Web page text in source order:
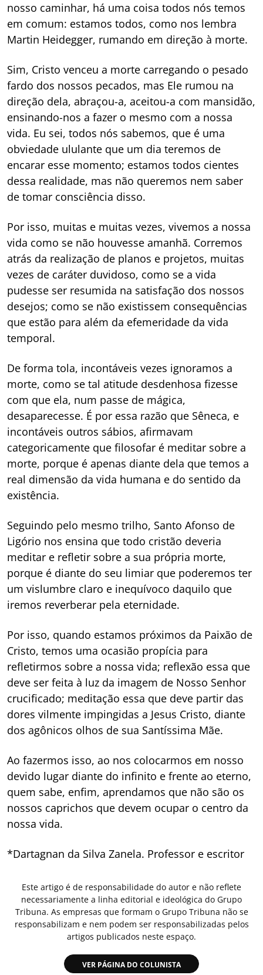
nosso caminhar, há uma coisa todos nós temos
em comum: estamos todos, como nos lembra
Martin Heidegger, rumando em direção à morte.
Sim, Cristo venceu a morte carregando o pesado
fardo dos nossos pecados, mas Ele rumou na
direção dela, abraçou-a, aceitou-a com mansidão,
ensinando-nos a fazer o mesmo com a nossa
vida. Eu sei, todos nós sabemos, que é uma
obviedade ululante que um dia teremos de
encarar esse momento; estamos todos cientes
dessa realidade, mas não queremos nem saber
de tomar consciência disso.
Por isso, muitas e muitas vezes, vivemos a nossa
vida como se não houvesse amanhã. Corremos
atrás da realização de planos e projetos, muitas
vezes de caráter duvidoso, como se a vida
pudesse ser resumida na satisfação dos nossos
desejos; como se não existissem consequências
que estão para além da efemeridade da vida
temporal.
De forma tola, incontáveis vezes ignoramos a
morte, como se tal atitude desdenhosa fizesse
com que ela, num passe de mágica,
desaparecesse. É por essa razão que Sêneca, e
incontáveis outros sábios, afirmavam
categoricamente que filosofar é meditar sobre a
morte, porque é apenas diante dela que temos a
real dimensão da vida humana e do sentido da
existência.
Seguindo pelo mesmo trilho, Santo Afonso de
Ligório nos ensina que todo cristão deveria
meditar e refletir sobre a sua própria morte,
porque é diante do seu limiar que poderemos ter
um vislumbre claro e inequívoco daquilo que
iremos reverberar pela eternidade.
Por isso, quando estamos próximos da Paixão de
Cristo, temos uma ocasião propícia para
refletirmos sobre a nossa vida; reflexão essa que
deve ser feita à luz da imagem de Nosso Senhor
crucificado; meditação essa que deve partir das
dores vilmente impingidas a Jesus Cristo, diante
dos agônicos olhos de sua Santíssima Mãe.
Ao fazermos isso, ao nos colocarmos em nosso
devido lugar diante do infinito e frente ao eterno,
quem sabe, enfim, aprendamos que não são os
nossos caprichos que devem ocupar o centro da
nossa vida.
*Dartagnan da Silva Zanela. Professor e escritor
Este artigo é de responsabilidade do autor e não reflete
necessariamente a linha editorial e ideológica do Grupo
Tribuna. As empresas que formam o Grupo Tribuna não se
responsabilizam e nem podem ser responsabilizadas pelos
artigos publicados neste espaço.
VER PÁGINA DO COLUNISTA